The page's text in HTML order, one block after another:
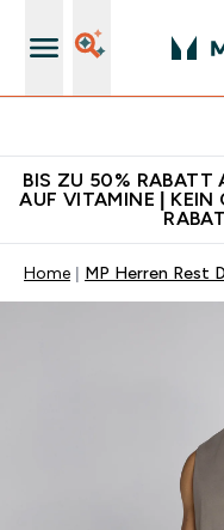
BIS ZU 50% RABATT
AUF VITAMINE | KEIN
Home MP Herren Rest